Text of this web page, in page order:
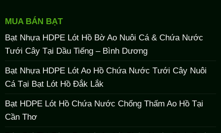
MUA BÁN BẠT
Bạt Nhựa HDPE Lót Hồ Bờ Ao Nuôi Cá & Chứa Nước
Tưới Cây Tại Dầu Tiếng – Bình Dương
Bạt Nhựa HDPE Lót Ao Hồ Chứa Nước Tưới Cây Nuôi
Cá Tại Bạt Lót Hồ Đắk Lắk
Bạt HDPE Lót Hồ Chứa Nước Chống Thấm Ao Hồ Tại
Cần Thơ